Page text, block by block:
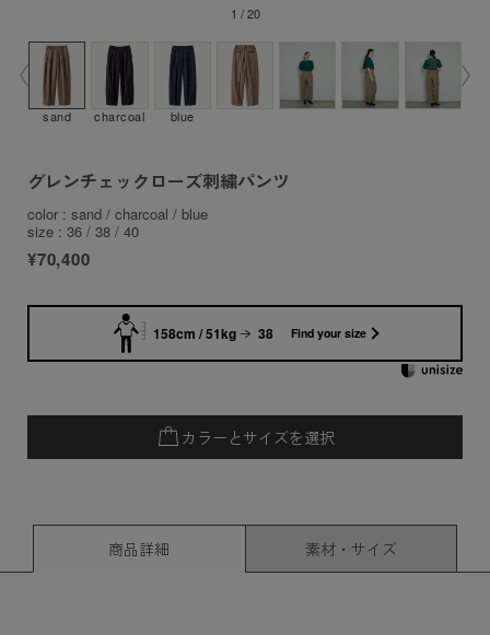
sand charcoal blue
1 /20
グレンチェックローズ刺繍パンツ
color : sand / charcoal / blue
size : 36 / 38 / 40
¥70,400
158cm / 51kg 38 Find your size
カラーとサイズを選択
商品詳細 素材・サイズ